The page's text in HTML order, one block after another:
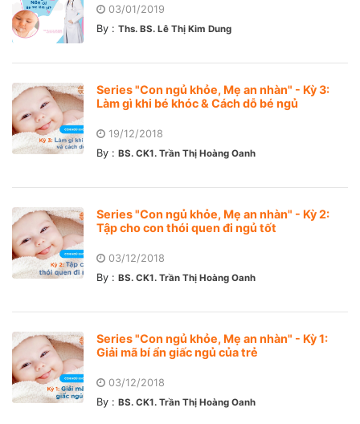
03/01/2019
By : Ths. BS. Lê Thị Kim Dung
Series "Con ngủ khỏe, Mẹ an nhàn" - Kỳ 3:
Làm gì khi bé khóc & Cách dỗ bé ngủ
19/12/2018
By : BS. CK1. Trần Thị Hoàng Oanh
Series "Con ngủ khỏe, Mẹ an nhàn" - Kỳ 2:
Tập cho con thói quen đi ngủ tốt
03/12/2018
By : BS. CK1. Trần Thị Hoàng Oanh
Series "Con ngủ khỏe, Mẹ an nhàn" - Kỳ 1:
Giải mã bí ẩn giấc ngủ của trẻ
03/12/2018
By : BS. CK1. Trần Thị Hoàng Oanh